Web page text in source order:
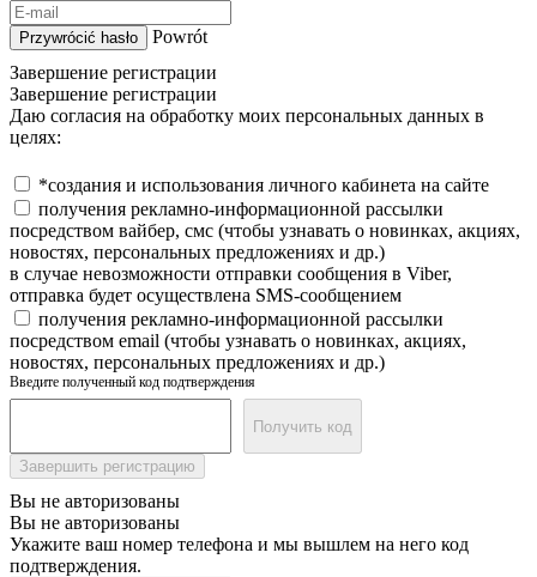
Przywrócić hasło
Powrót
Завершение регистрации
Завершение регистрации
Даю согласия на обработку моих персональных данных в
целях:
*создания и использования личного кабинета на сайте
получения рекламно-информационной рассылки
посредством вайбер, смс (чтобы узнавать о новинках, акциях,
новостях, персональных предложениях и др.)
в случае невозможности отправки сообщения в Viber,
отправка будет осуществлена SMS-сообщением
получения рекламно-информационной рассылки
посредством email (чтобы узнавать о новинках, акциях,
новостях, персональных предложениях и др.)
Введите полученный код подтверждения
Получить код
Завершить регистрацию
Вы не авторизованы
Вы не авторизованы
Укажите ваш номер телефона и мы вышлем на него код
подтверждения.